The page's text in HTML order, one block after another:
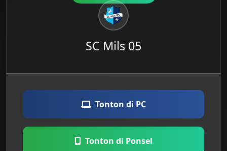
SC Mils 05
Tonton di PC
Tonton di Ponsel